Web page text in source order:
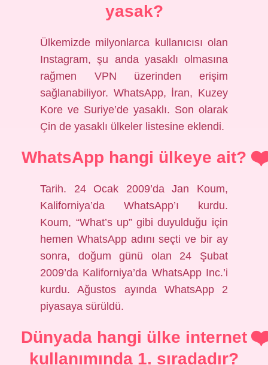
yasak?
Ülkemizde milyonlarca kullanıcısı olan
Instagram, şu anda yasaklı olmasına
rağmen VPN üzerinden erişim
sağlanabiliyor. WhatsApp, İran, Kuzey
Kore ve Suriye’de yasaklı. Son olarak
Çin de yasaklı ülkeler listesine eklendi.
WhatsApp hangi ülkeye ait?
Tarih. 24 Ocak 2009’da Jan Koum,
Kaliforniya’da WhatsApp’ı kurdu.
Koum, “What’s up” gibi duyulduğu için
hemen WhatsApp adını seçti ve bir ay
sonra, doğum günü olan 24 Şubat
2009’da Kaliforniya’da WhatsApp Inc.’i
kurdu. Ağustos ayında WhatsApp 2
piyasaya sürüldü.
Dünyada hangi ülke internet
kullanımında 1. sıradadır?